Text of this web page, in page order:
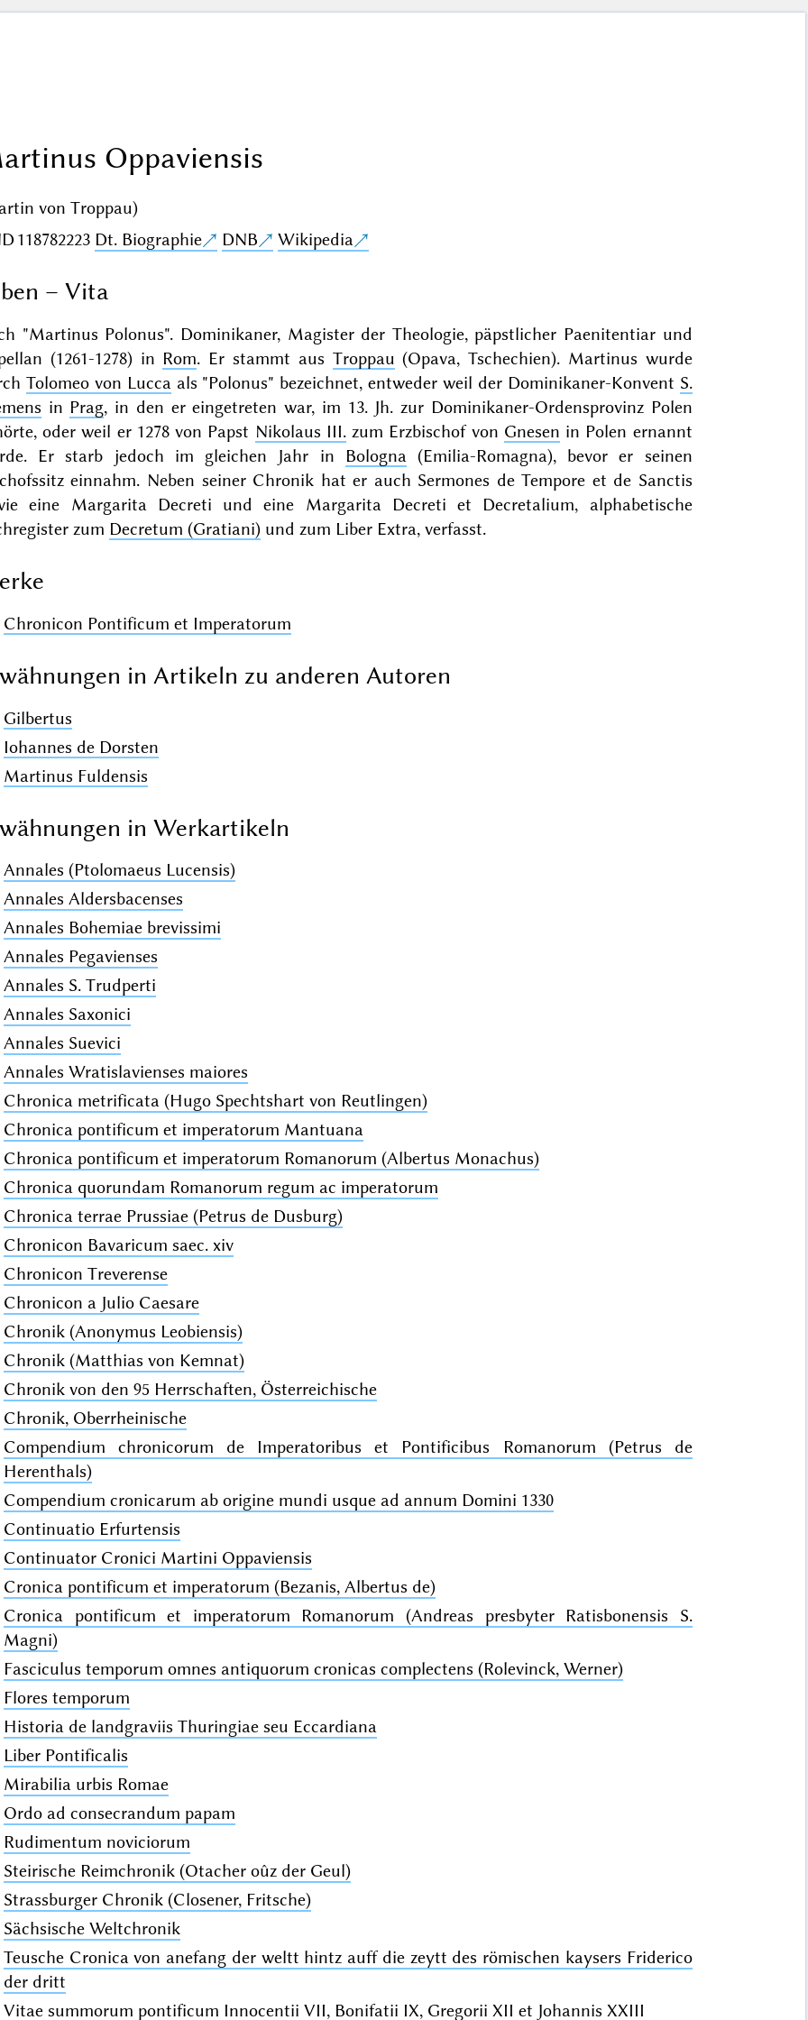
Oppaviensis
von Troppau)
118782223 Dt. Biographie DNB Wikipedia
– Vita
"Martinus Polonus". Dominikaner, Magister der Theologie, päpstlicher Paenitentiar und
(1261-1278) in Rom. Er stammt aus Troppau (Opava, Tschechien). Martinus wurde
Tolomeo von Luccaals "Polonus" bezeichnet, entweder weil der Dominikaner-Konvent S.
in Prag, in den er eingetreten war, im 13. Jh. zur Dominikaner-Ordensprovinz Polen
oder weil er 1278 von Papst Nikolaus III.zum Erzbischof von Gnesen in Polen ernannt
Er starb jedoch im gleichen Jahr in Bologna(Emilia-Romagna), bevor er seinen
einnahm. Neben seiner Chronik hat er auch Sermones de Tempore et de Sanctis
eine Margarita Decreti und eine Margarita Decreti et Decretalium, alphabetische
zum Decretum (Gratiani)und zum Liber Extra, verfasst.
Chronicon Pontificum et Imperatorum
in Artikeln zu anderen Autoren
Gilbertus
Iohannes de Dorsten
Martinus Fuldensis
in Werkartikeln
Annales (Ptolomaeus Lucensis)
Annales Aldersbacenses
Annales Bohemiae brevissimi
Annales Pegavienses
Annales S. Trudperti
Annales Saxonici
Annales Suevici
Annales Wratislavienses maiores
Chronica metrificata (Hugo Spechtshart von Reutlingen)
Chronica pontificum et imperatorum Mantuana
Chronica pontificum et imperatorum Romanorum (Albertus Monachus)
Chronica quorundam Romanorum regum ac imperatorum
Chronica terrae Prussiae (Petrus de Dusburg)
Chronicon Bavaricum saec. xiv
Chronicon Treverense
Chronicon a Julio Caesare
Chronik (Anonymus Leobiensis)
Chronik (Matthias von Kemnat)
Chronik von den 95 Herrschaften, Österreichische
Chronik, Oberrheinische
Compendium chronicorum de Imperatoribus et Pontificibus Romanorum (Petrus de
Herenthals)
Compendium cronicarum ab origine mundi usque ad annum Domini 1330
Continuatio Erfurtensis
Continuator Cronici Martini Oppaviensis
Cronica pontificum et imperatorum (Bezanis, Albertus de)
Cronica pontificum et imperatorum Romanorum (Andreas presbyter Ratisbonensis S.
Magni)
Fasciculus temporum omnes antiquorum cronicas complectens (Rolevinck, Werner)
Flores temporum
Historia de landgraviis Thuringiae seu Eccardiana
Liber Pontificalis
Mirabilia urbis Romae
Ordo ad consecrandum papam
Rudimentum noviciorum
Steirische Reimchronik (Otacher oûz der Geul)
Strassburger Chronik (Closener, Fritsche)
Sächsische Weltchronik
Teusche Cronica von anefang der weltt hintz auff die zeytt des römischen kaysers Friderico
der dritt
Vitae summorum pontificum Innocentii VII, Bonifatii IX, Gregorii XII et Johannis XXIII